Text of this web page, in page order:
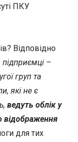
ПКУ
Відповідно
підприємці –
груп та
які не є
ведуть облік у
відображення
для тих